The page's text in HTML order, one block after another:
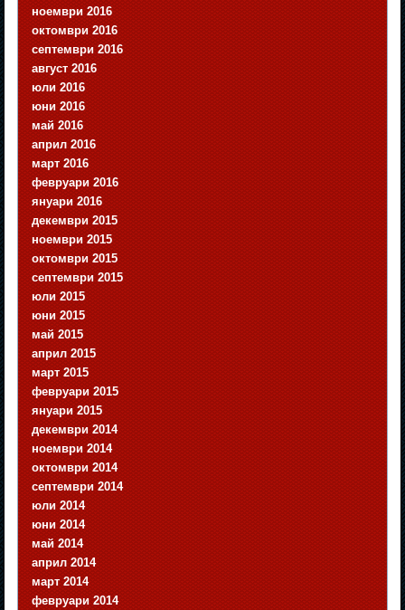
ноември 2016
октомври 2016
септември 2016
август 2016
юли 2016
юни 2016
май 2016
април 2016
март 2016
февруари 2016
януари 2016
декември 2015
ноември 2015
октомври 2015
септември 2015
юли 2015
юни 2015
май 2015
април 2015
март 2015
февруари 2015
януари 2015
декември 2014
ноември 2014
октомври 2014
септември 2014
юли 2014
юни 2014
май 2014
април 2014
март 2014
февруари 2014